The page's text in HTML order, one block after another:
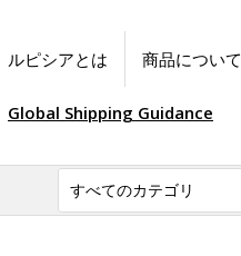
ルピシアとは 商品について
Global Shipping Guidance